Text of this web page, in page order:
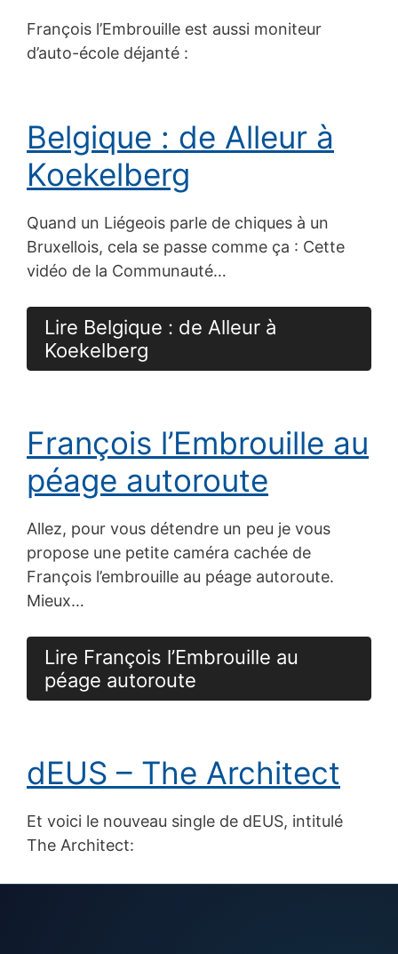
François l’Embrouille est aussi moniteur
d’auto-école déjanté :
Belgique : de Alleur à
Koekelberg
Quand un Liégeois parle de chiques à un
Bruxellois, cela se passe comme ça : Cette
vidéo de la Communauté…
Lire Belgique : de Alleur à
Koekelberg
François l’Embrouille au
péage autoroute
Allez, pour vous détendre un peu je vous
propose une petite caméra cachée de
François l’embrouille au péage autoroute.
Mieux…
Lire François l’Embrouille au
péage autoroute
dEUS – The Architect
Et voici le nouveau single de dEUS, intitulé
The Architect: